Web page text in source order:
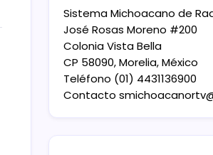
Sistema Michoacano de
José Rosas Moreno #200
Colonia Vista Bella
CP 58090, Morelia, México
Teléfono (01) 4431136900
Contacto